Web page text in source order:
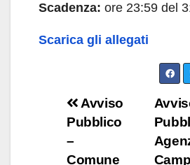
Scadenza: ore 23:59 del
Scarica gli allegati
Navigazione
articoli
Avviso
Pubblico
–
Comune